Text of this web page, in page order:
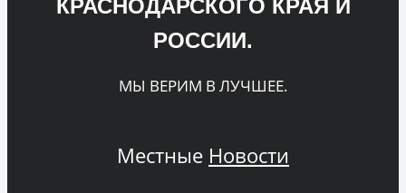
КРАСНОДАРСКОГО КРАЯ И
РОССИИ.
МЫ ВЕРИМ В ЛУЧШЕЕ.
Местные Новости